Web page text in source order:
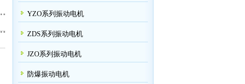
YZO系列振动电机
ZDS系列振动电机
JZO系列振动电机
防爆振动电机